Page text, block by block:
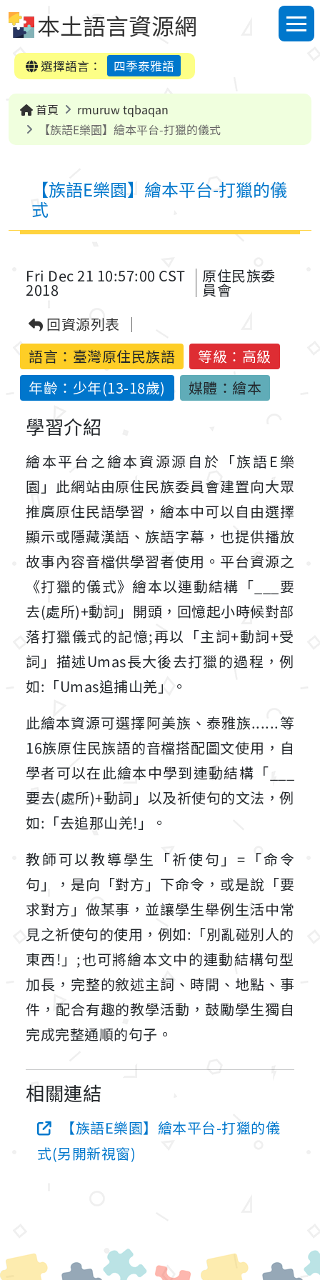
本土語言資源網
選單
選擇語言：
四季泰雅語
首頁
rmuruw tqbaqan
【族語E樂園】繪本平台-打獵的儀式
【族語E樂園】繪本平台-打獵的儀
式
Fri Dec 21 10:57:00 CST
2018
原住民族委
員會
回資源列表
語言： 臺灣原住民族語
等級：高級
年齡：少年(13-18歲)
媒體：繪本
學習介紹
繪本平台之繪本資源源自於「族語E樂
園」此網站由原住民族委員會建置向大眾
推廣原住民語學習，繪本中可以自由選擇
顯示或隱藏漢語、族語字幕，也提供播放
故事內容音檔供學習者使用。平台資源之
《打獵的儀式》繪本以連動結構「___要
去(處所)+動詞」開頭，回憶起小時候對部
落打獵儀式的記憶;再以「主詞+動詞+受
詞」描述Umas長大後去打獵的過程，例
如:「Umas追捕山羌」。
此繪本資源可選擇阿美族、泰雅族......等
16族原住民族語的音檔搭配圖文使用，自
學者可以在此繪本中學到連動結構「___
要去(處所)+動詞」以及祈使句的文法，例
如:「去追那山羌!」。
教師可以教導學生「祈使句」=「命令
句」，是向「對方」下命令，或是說「要
求對方」做某事，並讓學生舉例生活中常
見之祈使句的使用，例如:「別亂碰別人的
東西!」;也可將繪本文中的連動結構句型
加長，完整的敘述主詞、時間、地點、事
件，配合有趣的教學活動，鼓勵學生獨自
完成完整通順的句子。
相關連結
【族語E樂園】繪本平台-打獵的儀
式(另開新視窗)